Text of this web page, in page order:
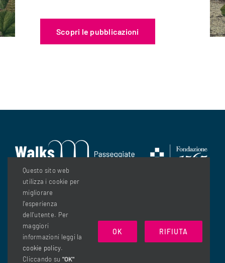
Scopri le pubblicazioni
© Copyright 2026| Fondazione 1563 - C.so Vittorio Emanuele
II 75, 10128 Torino - info@fondazione1563.it - C. F.
Questo sito web
utilizza i cookie per
migliorare
l'esperienza
dell'utente. Per
maggiori
informazioni leggi la
cookie policy.
Cliccando su "OK"
OK RIFIUTA